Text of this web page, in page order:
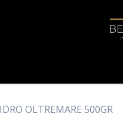
OLTREMARE 500GR